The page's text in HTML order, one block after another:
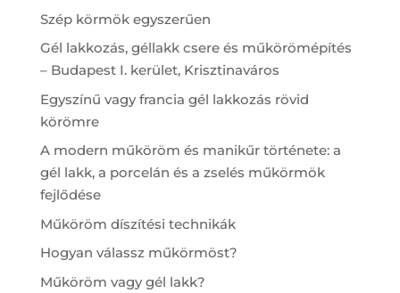
Szép körmök egyszerűen
Gél lakkozás, géllakk csere és műkörömépítés
– Budapest I. kerület, Krisztinaváros
Egyszínű vagy francia gél lakkozás rövid
körömre
A modern műköröm és manikűr története: a
gél lakk, a porcelán és a zselés műkörmök
fejlődése
Műköröm díszítési technikák
Hogyan válassz műkörmöst?
Műköröm vagy gél lakk?